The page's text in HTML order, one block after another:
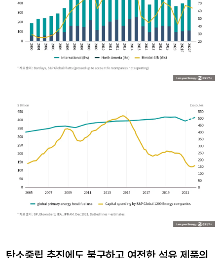
탄소중립 추진에도 불구하고 여전한 석유 제품의